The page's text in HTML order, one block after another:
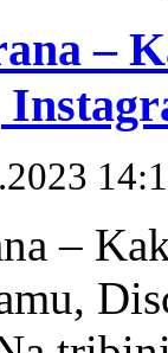
–
–